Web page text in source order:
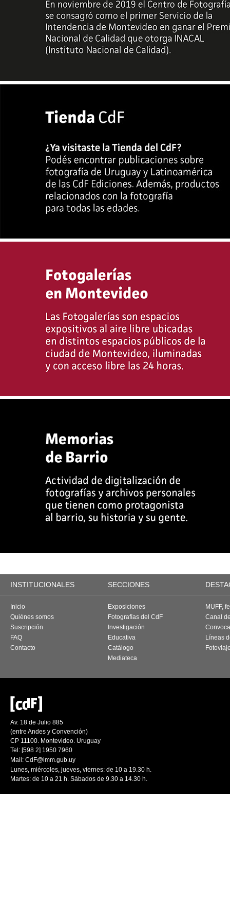
INSTITUCIONALES SECCIONES
Inicio
Quiénes somos
Suscripción
FAQ
Contacto
Exposiciones
Fotografías del CdF
Investigación
Educativa
Catálogo
Mediateca
MUFF,
Canal
Líneas
Av. 18 de Julio 885
(entre Andes y Convención)
CP 11100. Montevideo. Uruguay
Tel: [598 2] 1950 7960
Mail: CdF@imm.gub.uy
Lunes, miércoles, jueves, viernes: de 10 a 19.30 h.
Martes: de 10 a 21 h. Sábados de 9.30 a 14.30 h.